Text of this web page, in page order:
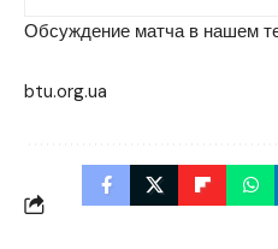
Обсуждение матча в нашем
btu.org.ua